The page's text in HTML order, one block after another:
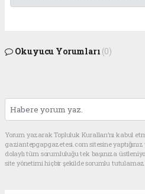
Okuyucu Yorumları (0)
Yorum yazarak Topluluk Kuralları’nı kabul
gaziantepgapgazetesi.com sitesine
dolaylı tüm sorumluluğu tek başınıza
site yönetimi hiçbir şekilde sorumlu tutulamaz.